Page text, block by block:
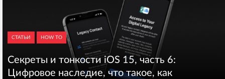
СТАТЬИ HOW TO
Секреты и тонкости iOS 15, часть 6:
Цифровое наследие, что такое, как